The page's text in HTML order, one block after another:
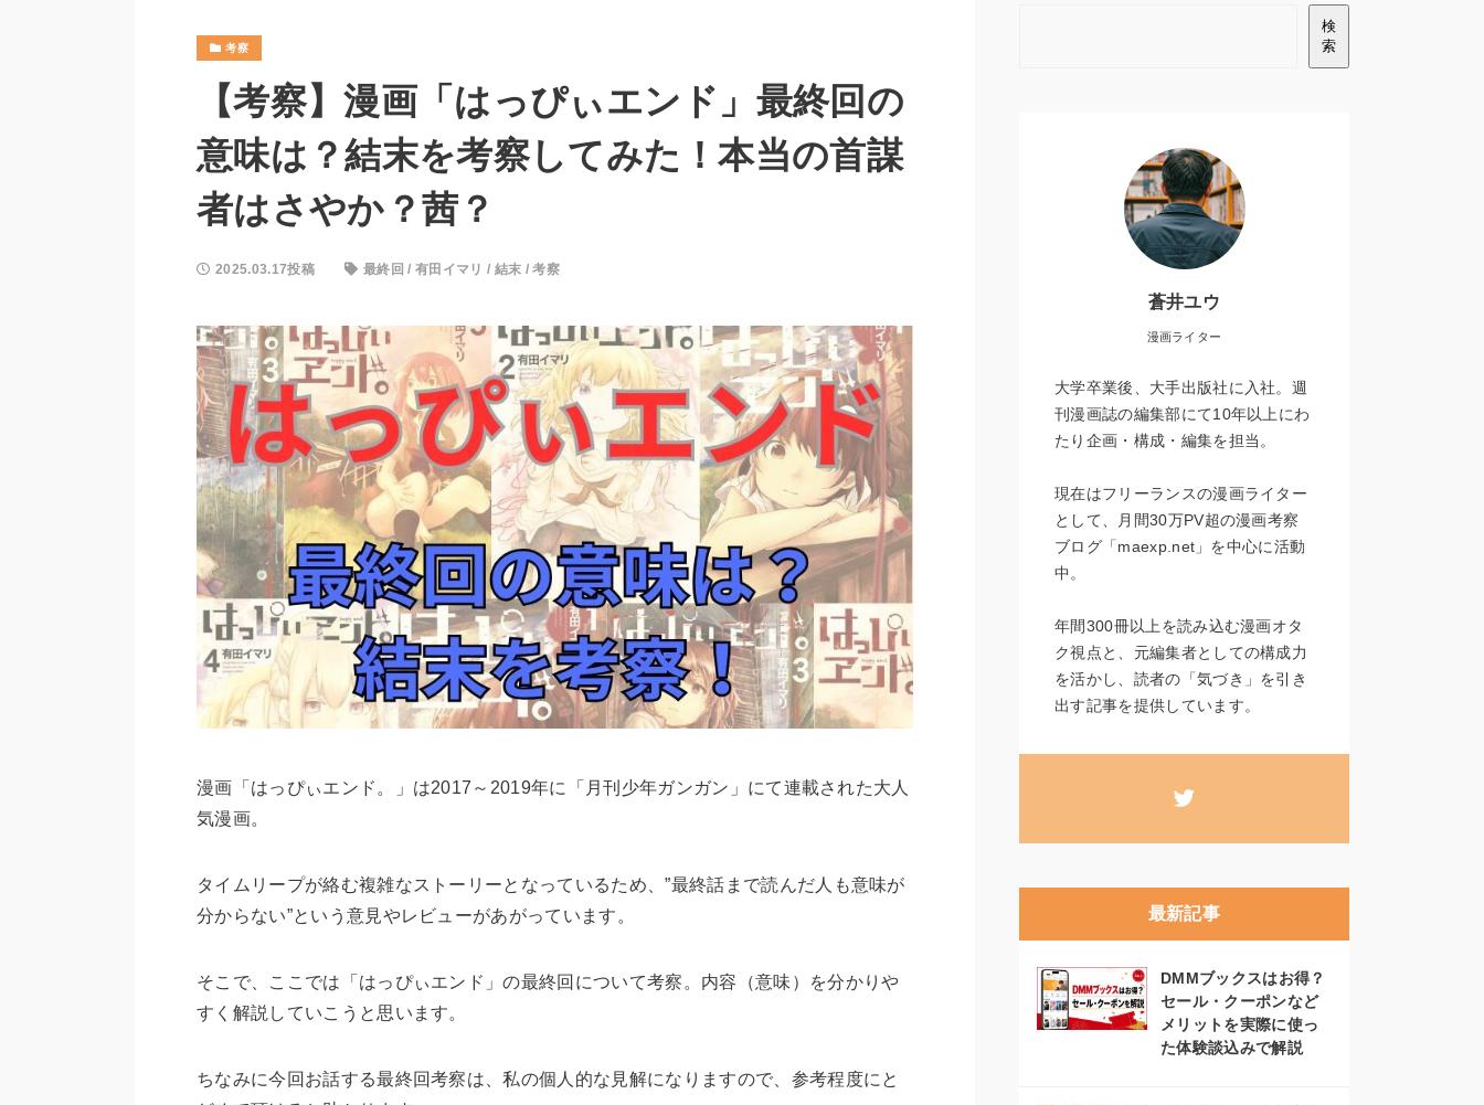
考察
【考察】漫画「はっぴぃエンド」最終回の
意味は？結末を考察してみた！本当の首謀
者はさやか？茜？
2025.03.17投稿 最終回 /有田イマリ / 結末 /考察
漫画「はっぴぃエンド。」は2017～2019年に「月刊少年ガンガン」にて連載された大人
気漫画。
タイムリープが絡む複雑なストーリーとなっているため、”最終話まで読んだ人も意味が
分からない”という意見やレビューがあがっています。
そこで、ここでは「はっぴぃエンド」の最終回について考察。内容（意味）を分かりや
すく解説していこうと思います。
ちなみに今回お話する最終回考察は、私の個人的な見解になりますので、参考程度にと
検
索
蒼井ユウ
漫画ライター
大学卒業後、大手出版社に入社。週
刊漫画誌の編集部にて10年以上にわ
たり企画・構成・編集を担当。
現在はフリーランスの漫画ライター
として、月間30万PV超の漫画考察
ブログ「maexp.net」を中心に活動
中。
年間300冊以上を読み込む漫画オタ
ク視点と、元編集者としての構成力
を活かし、読者の「気づき」を引き
出す記事を提供しています。
最新記事
DMMブックスはお得？
セール・クーポンなど
メリットを実際に使っ
た体験談込みで解説